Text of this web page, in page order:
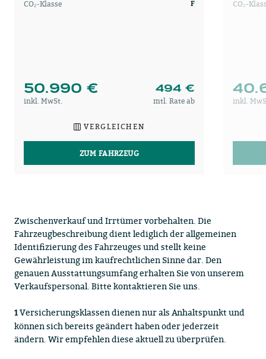
CO₂-Klasse F
50.990 € 494 €
inkl. MwSt. mtl. Rate ab
VERGLEICHEN
ZUM FAHRZEUG
CO₂-
inkl.
Zwischenverkauf und Irrtümer vorbehalten. Die
Fahrzeugbeschreibung dient lediglich der allgemeinen
Identifizierung des Fahrzeuges und stellt keine
Gewährleistung im kaufrechtlichen Sinne dar. Den
genauen Ausstattungsumfang erhalten Sie von unserem
Verkaufspersonal. Bitte kontaktieren Sie uns.
1Versicherungsklassen dienen nur als Anhaltspunkt und
können sich bereits geändert haben oder jederzeit
ändern. Wir empfehlen diese aktuell zu überprüfen.